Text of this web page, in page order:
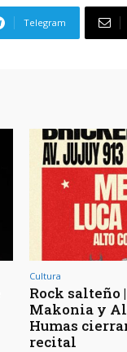
Telegram
Cultura
Rock salteño
Makonia y
Humas
recital